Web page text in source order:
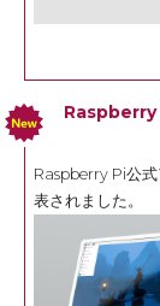
Raspberry
Raspberry Pi公式
表されました。